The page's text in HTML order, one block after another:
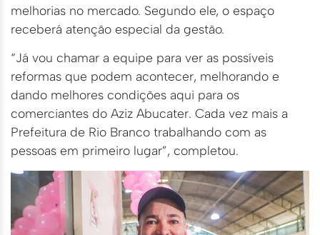
melhorias no mercado. Segundo ele, o espaço
receberá atenção especial da gestão.
“Já vou chamar a equipe para ver as possíveis
reformas que podem acontecer, melhorando e
dando melhores condições aqui para os
comerciantes do Aziz Abucater. Cada vez mais a
Prefeitura de Rio Branco trabalhando com as
pessoas em primeiro lugar”, completou.